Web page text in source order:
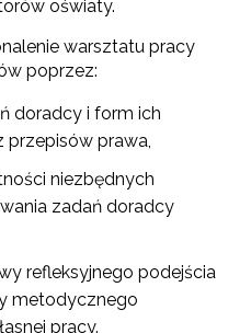
oświaty.
warsztatu pracy
poprzez:
doradcy i form ich
przepisów prawa,
niezbędnych
zadań doradcy
refleksyjnego podejścia
metodycznego
pracy.